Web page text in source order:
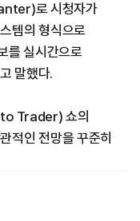
로 시청자가
템의 형식으로
를 실시간으로
말했다.
Trader) 쇼의
적인 전망을 꾸준히